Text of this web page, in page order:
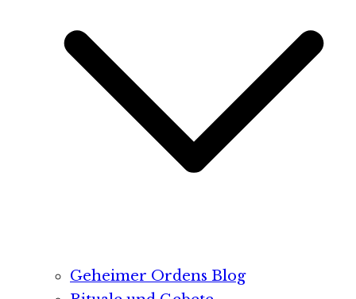
Geheimer Ordens Blog